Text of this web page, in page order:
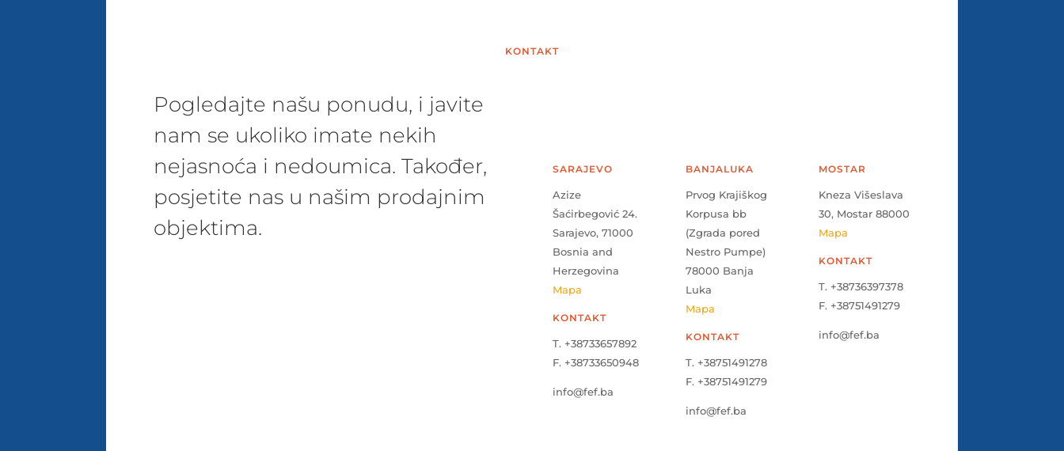
KONTAKT
Pogledajte našu ponudu, i javite
nam se ukoliko imate nekih
nejasnoća i nedoumica. Također,
posjetite nas u našim prodajnim
objektima.
SARAJEVO
Azize
Šaćirbegović 24.
Sarajevo, 71000
Bosnia and
Herzegovina
Mapa
KONTAKT
T. +38733657892
F. +38733650948
info@fef.ba
BANJALUKA
Prvog Krajiškog
Korpusa bb
(Zgrada pored
Nestro Pumpe)
78000 Banja
Luka
Mapa
KONTAKT
T. +38751491278
F. +38751491279
info@fef.ba
MOSTAR
Kneza Višeslava
30, Mostar 88000
Mapa
KONTAKT
T. +38736397378
F. +38751491279
info@fef.ba